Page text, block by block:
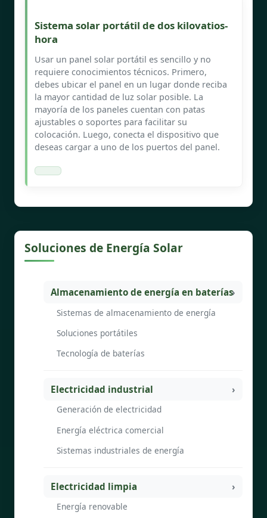
Sistema solar portátil de dos kilovatios-
hora
Usar un panel solar portátil es sencillo y no
requiere conocimientos técnicos. Primero,
debes ubicar el panel en un lugar donde reciba
la mayor cantidad de luz solar posible. La
mayoría de los paneles cuentan con patas
ajustables o soportes para facilitar su
colocación. Luego, conecta el dispositivo que
deseas cargar a uno de los puertos del panel.
Soluciones de Energía Solar
Almacenamiento de energía en baterías
Sistemas de almacenamiento de energía
Soluciones portátiles
Tecnología de baterías
Electricidad industrial
Generación de electricidad
Energía eléctrica comercial
Sistemas industriales de energía
Electricidad limpia
Energía renovable